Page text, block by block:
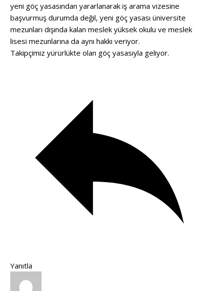
yeni göç yasasından yararlanarak iş arama vizesine
başvurmuş durumda değil, yeni göç yasası üniversite
mezunları dışında kalan meslek yüksek okulu ve meslek
lisesi mezunlarına da aynı hakkı veriyor.
Takipçimiz yürürlükte olan göç yasasıyla geliyor.
Yanıtla